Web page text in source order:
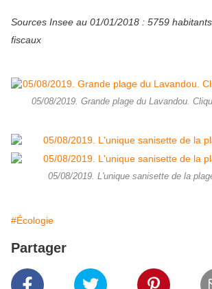
Sources Insee au 01/01/2018 : 5759
fiscaux
05/08/2019. Grande plage du Lavandou.
05/08/2019. L'unique sanisette de la
#Écologie
Partager